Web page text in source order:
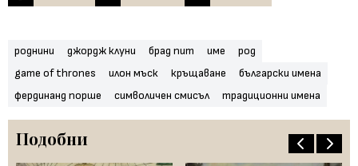
роднини джордж клуни брад пит име
род
game of thrones
илон мъск кръщаване
български имена
фердинанд порше
символичен смисъл традиционни имена
Подобни